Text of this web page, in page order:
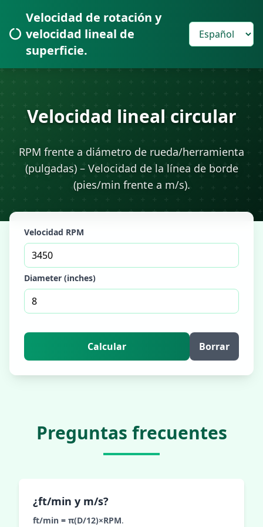
Velocidad de rotación y
velocidad lineal de
superficie.
Velocidad lineal circular
RPM frente a diámetro de rueda/herramienta
(pulgadas) – Velocidad de la línea de borde
(pies/min frente a m/s).
Velocidad RPM
Diameter (inches)
Calcular Borrar
Preguntas frecuentes
¿ft/min y m/s?
ft/min = π(D/12)×RPM.